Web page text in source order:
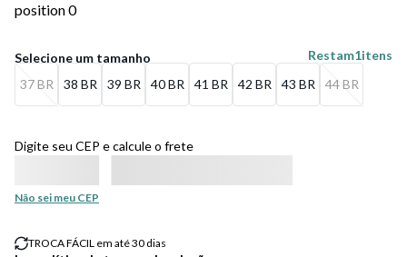
position 0
37 BR 38 BR 39 BR 40 BR 41 BR 42 BR 43 BR 44 BR
Restam1itens
Digite seu CEP e calcule o frete
Não sei meu CEP
TROCA FÁCIL em até 30 dias